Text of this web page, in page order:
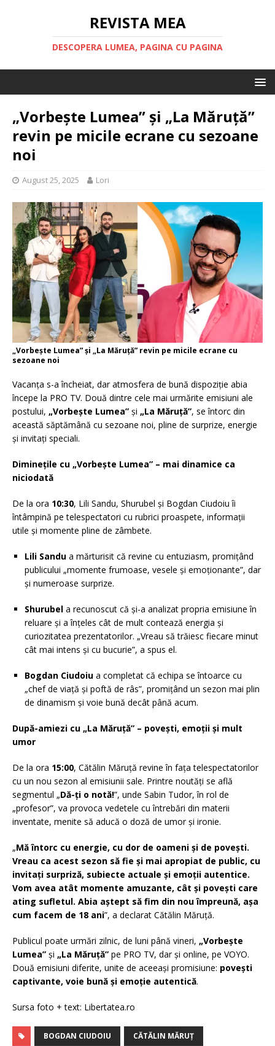
REVISTA MEA
DESCOPERA LUMEA, PAGINA CU PAGINA
„Vorbește Lumea” și „La Măruță”
revin pe micile ecrane cu sezoane
noi
August 25, 2025 Lori
„Vorbește Lumea” și „La Măruță” revin pe micile ecrane cu
sezoane noi
Vacanța s-a încheiat, dar atmosfera de bună dispoziție abia
începe la PRO TV. Două dintre cele mai urmărite emisiuni ale
postului, „Vorbește Lumea” și „La Măruță”, se întorc din
această săptămână cu sezoane noi, pline de surprize, energie
și invitați speciali.
Diminețile cu „Vorbește Lumea” – mai dinamice ca
niciodată
De la ora 10:30, Lili Sandu, Shurubel și Bogdan Ciudoiu îi
întâmpină pe telespectatori cu rubrici proaspete, informații
utile și momente pline de zâmbete.
Lili Sandu a mărturisit că revine cu entuziasm, promițând
publicului „momente frumoase, vesele și emoționante”, dar
și numeroase surprize.
Shurubel a recunoscut că și-a analizat propria emisiune în
reluare și a înțeles cât de mult contează energia și
curiozitatea prezentatorilor. „Vreau să trăiesc fiecare minut
cât mai intens și cu bucurie”, a spus el.
Bogdan Ciudoiu a completat că echipa se întoarce cu
„chef de viață și poftă de râs”, promițând un sezon mai plin
de dinamism și voie bună decât până acum.
După-amiezi cu „La Măruță” – povești, emoții și mult
umor
De la ora 15:00, Cătălin Măruță revine în fața telespectatorilor
cu un nou sezon al emisiunii sale. Printre noutăți se află
segmentul „Dă-ți o notă!”, unde Sabin Tudor, în rol de
„profesor”, va provoca vedetele cu întrebări din materii
inventate, menite să aducă o doză de umor și ironie.
„Mă întorc cu energie, cu dor de oameni și de povești.
Vreau ca acest sezon să fie și mai apropiat de public, cu
invitați surpriză, subiecte actuale și emoții autentice.
Vom avea atât momente amuzante, cât și povești care
ating sufletul. Abia aștept să fim din nou împreună, așa
cum facem de 18 ani”, a declarat Cătălin Măruță.
Publicul poate urmări zilnic, de luni până vineri, „Vorbește
Lumea” și „La Măruță” pe PRO TV, dar și online, pe VOYO.
Două emisiuni diferite, unite de aceeași promisiune: povești
captivante, voie bună și emoție autentică.
Sursa foto + text: Libertatea.ro
BOGDAN CIUDOIU CĂTĂLIN MĂRUȚ